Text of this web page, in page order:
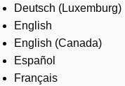
Contact us
Careers
Deutsch (Luxemburg)
English
English (Canada)
Español
Français